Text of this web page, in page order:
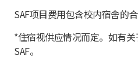
SAF项目费用包含校内宿舍的合
*住宿视供应情况而定。如有
SAF。